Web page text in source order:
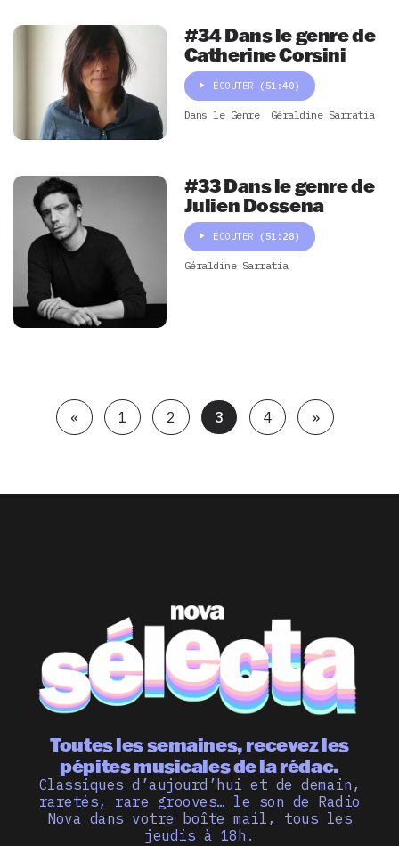
#34 Dans le genre de
Catherine Corsini
ÉCOUTER (51:40)
Dans le Genre Géraldine Sarratia
#33 Dans le genre de
Julien Dossena
ÉCOUTER (51:28)
Géraldine Sarratia
« 1 2 3 4 »
Toutes les semaines, recevez les
pépites musicales de la rédac.
Classiques d’aujourd’hui et de demain,
raretés, rare grooves… le son de Radio
Nova dans votre boîte mail, tous les
jeudis à 18h.